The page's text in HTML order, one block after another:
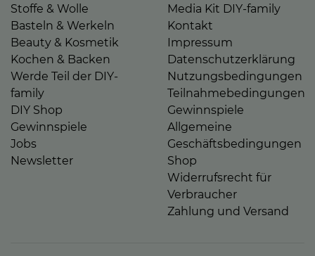
Stoffe & Wolle
Basteln & Werkeln
Beauty & Kosmetik
Kochen & Backen
Werde Teil der DIY-
family
DIY Shop
Gewinnspiele
Jobs
Newsletter
Media Kit DIY-family
Kontakt
Impressum
Datenschutzerklärung
Nutzungsbedingungen
Teilnahmebedingungen
Gewinnspiele
Allgemeine
Geschäftsbedingungen
Shop
Widerrufsrecht für
Verbraucher
Zahlung und Versand